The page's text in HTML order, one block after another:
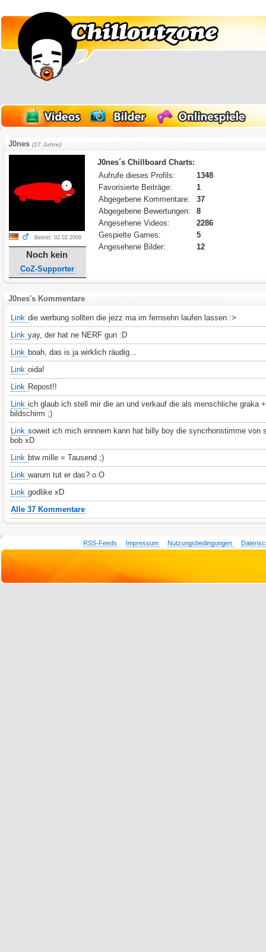
J0nes(17 Jahre)
Beitritt: 02.02.2009
Noch kein
CoZ-Supporter
J0nes´s Chillboard Charts:
Aufrufe dieses Profils:
1348
Favorisierte Beiträge:
1
Abgegebene Kommentare:
37
Abgegebene Bewertungen:
8
Angesehene Videos:
2286
Gespielte Games:
5
Angesehene Bilder:
12
J0nes's Kommentare
Link die werbung sollten die jezz ma im fernsehn laufen lassen :>
Link yay, der hat ne NERF gun :D
Link boah, das is ja wirklich räudig...
Link oida!
Link Repost!!
Link ich glaub ich stell mir die an und verkauf die als menschliche graka +
bildschirm ;)
Link soweit ich mich erinnern kann hat billy boy die syncrhonstimme von
bob xD
Link btw mille = Tausend ;)
Link warum tut er das? o.O
Link godlike xD
Alle 37 Kommentare
RSS-Feeds Impressum Nutzungsbedingungen